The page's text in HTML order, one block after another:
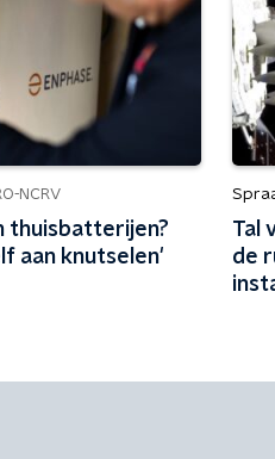
NCRV
thuisbatterijen?
aan knutselen'
Tal
de